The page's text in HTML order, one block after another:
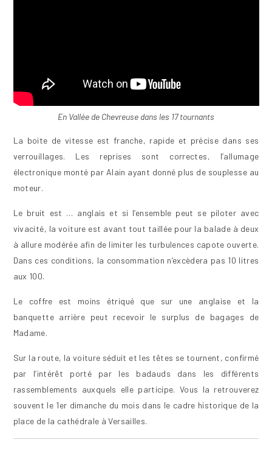
En Vallée de Chevreuse dans les 17 tournants
La boite de vitesse est franche, rapide et précise dans ses
verrouillages. Les reprises sont correctes, l’allumage
électronique monté par Alain ayant donné plus de souplesse au
moteur.
Le bruit est … anglais et si l’ensemble peut se piloter avec
vivacité, la voiture est avant tout taillée pour la balade à deux
à allure modérée afin de limiter les turbulences capote ouverte.
Dans ces conditions, la consommation n’excèdera pas 10 litres
aux 100.
Le coffre est moins étriqué que sur une anglaise et la
banquette arrière peut recevoir le surplus de bagages de
Madame.
Sur la route, la voiture séduit et les têtes se tournent, confirmé
par l’intérêt porté par les badauds dans les différents
rassemblements auxquels elle participe. Vous la retrouverez
souvent le 1er dimanche du mois dans le cadre historique de la
place de la cathédrale à Versailles.